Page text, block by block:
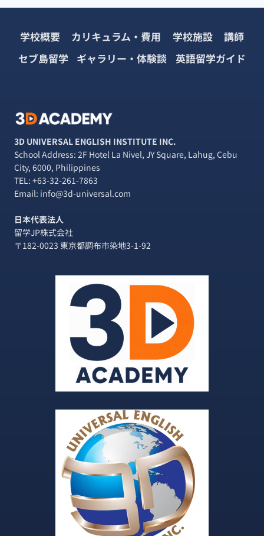
は
生
面
に
要
年
最
新
ガ
イ
ナ
ビ
ー
シ
ョ
ン
ー
ジ
学校概要 カリキュラム・費用 学校施設
講師
セブ島留学 ギャラリー・体験談 英語留学ガイド
3D UNIVERSAL ENGLISH INSTITUTE INC.
School Address: 2F Hotel La Nivel, JY Square, Lahug, Cebu
City, 6000, Philippines
TEL: +63-32-261-7863
Email: info@3d-universal.com
日本代表法人
留学JP株式会社
〒182-0023 東京都調布市染地3-1-92